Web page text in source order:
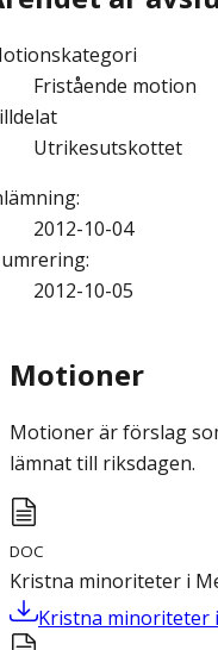
Fristående motion
Utrikesutskottet
:
2012-10-04
:
2012-10-05
Motioner
Motioner är förslag
lämnat till riksdagen.
DOC
Kristna minoriteter i
Kristna minoriteter